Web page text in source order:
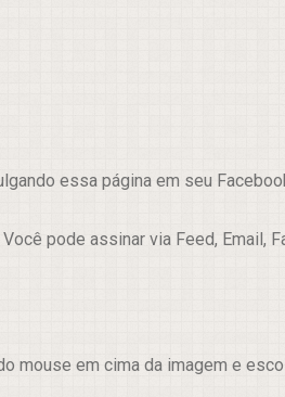
essa página em seu
Você pode assinar via Feed, Email,
mouse em cima da imagem e